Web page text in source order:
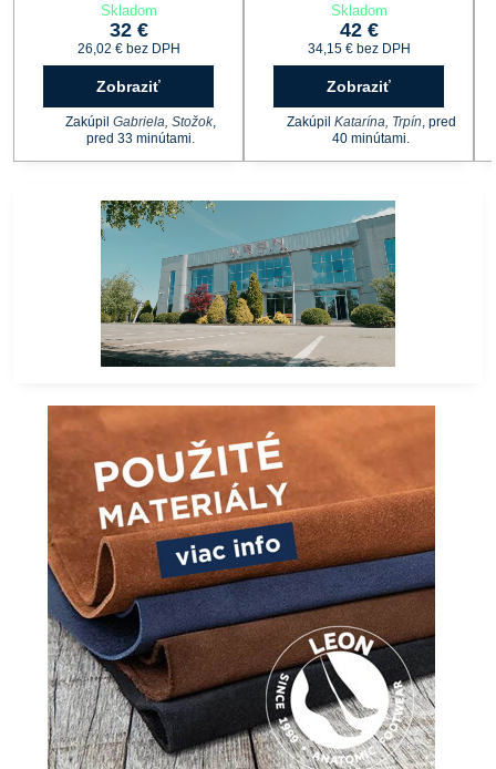
Skladom
32 €
26,02 € bez DPH
Zobraziť
Zakúpil Gabriela, Stožok,
pred 33 minútami.
Skladom
42 €
34,15 € bez DPH
Zobraziť
Zakúpil Katarína, Trpín , pred
40 minútami.